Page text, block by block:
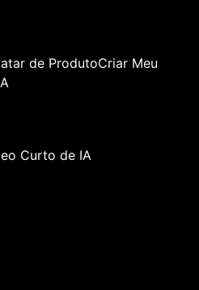
de ProdutoCriar Meu
Curto de IA